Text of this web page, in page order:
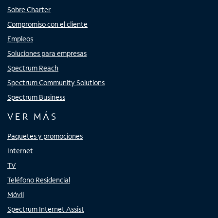
Sobre Charter
Compromiso con el cliente
Empleos
Soluciones para empresas
Spectrum Reach
Spectrum Community Solutions
Spectrum Business
VER MÁS
Paquetes y promociones
Internet
TV
Teléfono Residencial
Móvil
Spectrum Internet Assist